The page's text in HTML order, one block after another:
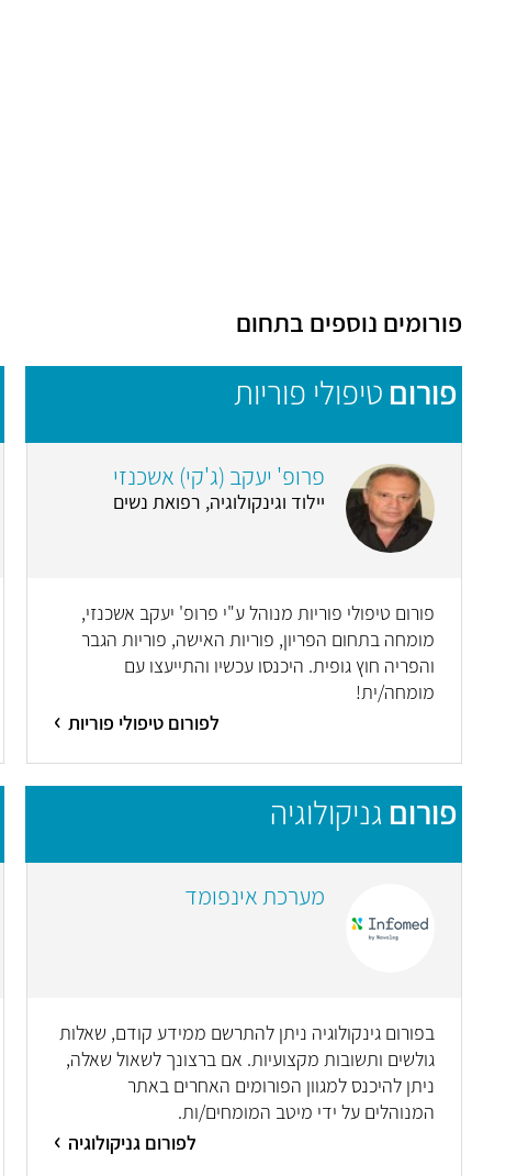
פורומים נוספים בתחום
פורום טיפולי פוריות
פרופ' יעקב (ג'קי) אשכנזי
יילוד וגינקולוגיה, רפואת נשים
פורום טיפולי פוריות מנוהל ע"י פרופ' יעקב אשכנזי,
מומחה בתחום הפריון, פוריות האישה, פוריות הגבר
והפריה חוץ גופית. היכנסו עכשיו והתייעצו עם
מומחה/ית!
לפורום טיפולי פוריות
פורום גניקולוגיה
מערכת אינפומד
בפורום גינקולוגיה ניתן להתרשם ממידע קודם, שאלות
גולשים ותשובות מקצועיות. אם ברצונך לשאול שאלה,
ניתן להיכנס למגוון הפורומים האחרים באתר
המנוהלים על ידי מיטב המומחים/ות.
לפורום גניקולוגיה